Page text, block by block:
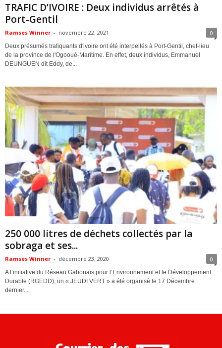
TRAFIC D’IVOIRE : Deux individus arrêtés à
Port-Gentil
Ramses Winner - novembre 22, 2021 0
Deux présumés trafiquants d'ivoire ont été interpellés à Port-Gentil, chef-lieu
de la province de l'Ogooué-Maritime. En effet, deux individus, Emmanuel
DEUNGUEN dit Eddy, de...
250 000 litres de déchets collectés par la
sobraga et ses...
Ramses Winner - décembre 23, 2020 0
A l’initiative du Réseau Gabonais pour l’Environnement et le Développement
Durable (RGEDD), un « JEUDI VERT » a été organisé le 17 Décembre
dernier...